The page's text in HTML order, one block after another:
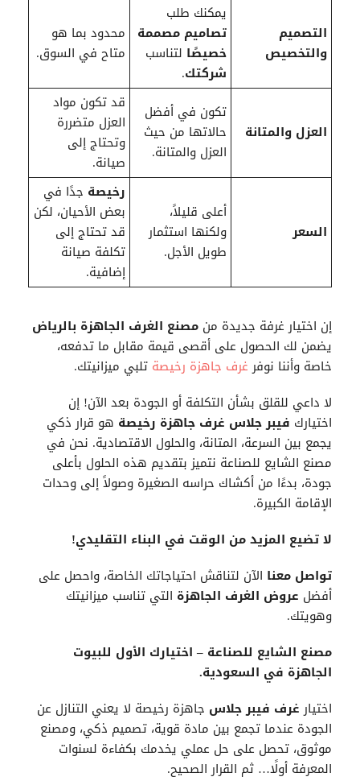
التصميم
والتخصيص
يمكنك طلب
تصاميم مصممة
خصيصًا لتناسب
شركتك.
محدود بما هو
متاح في السوق.
العزل والمتانة
تكون في أفضل
حالاتها من حيث
العزل والمتانة.
قد تكون مواد
العزل متضررة
وتحتاج إلى
صيانة.
السعر
أعلى قليلاً،
ولكنها استثمار
طويل الأجل.
رخيصة جدًا في
بعض الأحيان، لكن
قد تحتاج إلى
تكلفة صيانة
إضافية.
إن اختيار غرفة جديدة من مصنع الغرف الجاهزة بالرياض
يضمن لك الحصول على أقصى قيمة مقابل ما تدفعه،
خاصة وأننا نوفرغرف جاهزة رخيصة تلبي ميزانيتك.
لا داعي للقلق بشأن التكلفة أو الجودة بعد الآن! إن
اختيارك فيبر جلاس غرف جاهزة رخيصة هو قرار ذكي
يجمع بين السرعة، المتانة، والحلول الاقتصادية. نحن في
مصنع الشايع للصناعة نتميز بتقديم هذه الحلول بأعلى
جودة، بدءًا من أكشاك حراسه الصغيرة وصولاً إلى وحدات
الإقامة الكبيرة.
لا تضيع المزيد من الوقت في البناء التقليدي!
تواصل معنا الآن لتناقش احتياجاتك الخاصة، واحصل على
أفضل عروض الغرف الجاهزة التي تناسب ميزانيتك
وهويتك.
مصنع الشايع للصناعة – اختيارك الأول للبيوت
الجاهزة في السعودية.
اختيارغرف فيبر جلاس جاهزة رخيصة لا يعني التنازل عن
الجودة عندما تجمع بين مادة قوية، تصميم ذكي، ومصنع
موثوق، تحصل على حل عملي يخدمك بكفاءة لسنوات
المعرفة أولًا… ثم القرار الصحيح.